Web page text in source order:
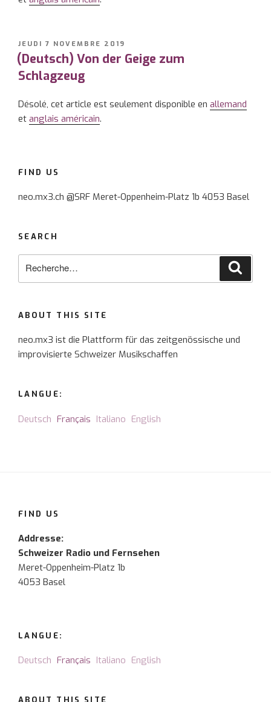
PUBLIÉ
LE
JEUDI 7 NOVEMBRE 2019
(Deutsch) Von der Geige zum
Schlagzeug
Désolé, cet article est seulement disponible en allemand
et anglais américain.
FIND US
neo.mx3.ch @SRF Meret-Oppenheim-Platz 1b 4053 Basel
SEARCH
ABOUT THIS SITE
neo.mx3 ist die Plattform für das zeitgenössische und
improvisierte Schweizer Musikschaffen
LANGUE:
Deutsch Français Italiano English
FIND US
Addresse:
Schweizer Radio und Fernsehen
Meret-Oppenheim-Platz 1b
4053 Basel
LANGUE:
Deutsch Français Italiano English